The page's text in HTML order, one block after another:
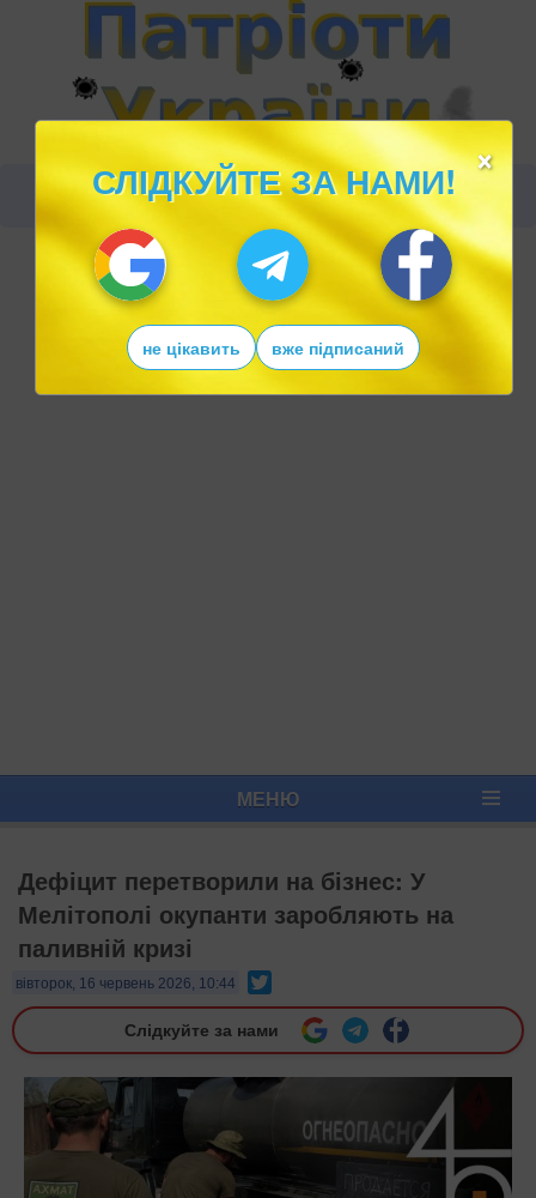
МЕНЮ
Дефіцит перетворили на бізнес: У
Мелітополі окупанти заробляють на
паливній кризі
вівторок, 16 червень 2026, 10:44
Слідкуйте за нами
×
СЛІДКУЙТЕ ЗА НАМИ!
не цікавить вже підписаний